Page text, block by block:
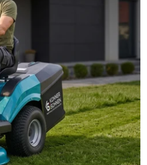
66 отзива
генератор KSB 20i S
kr2.509,00 kr